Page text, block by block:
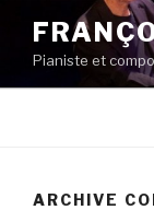
contenu
principal
Pianiste et
ARCHIVE